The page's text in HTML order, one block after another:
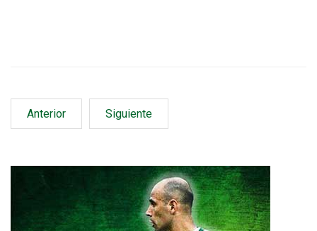
Anterior Siguiente